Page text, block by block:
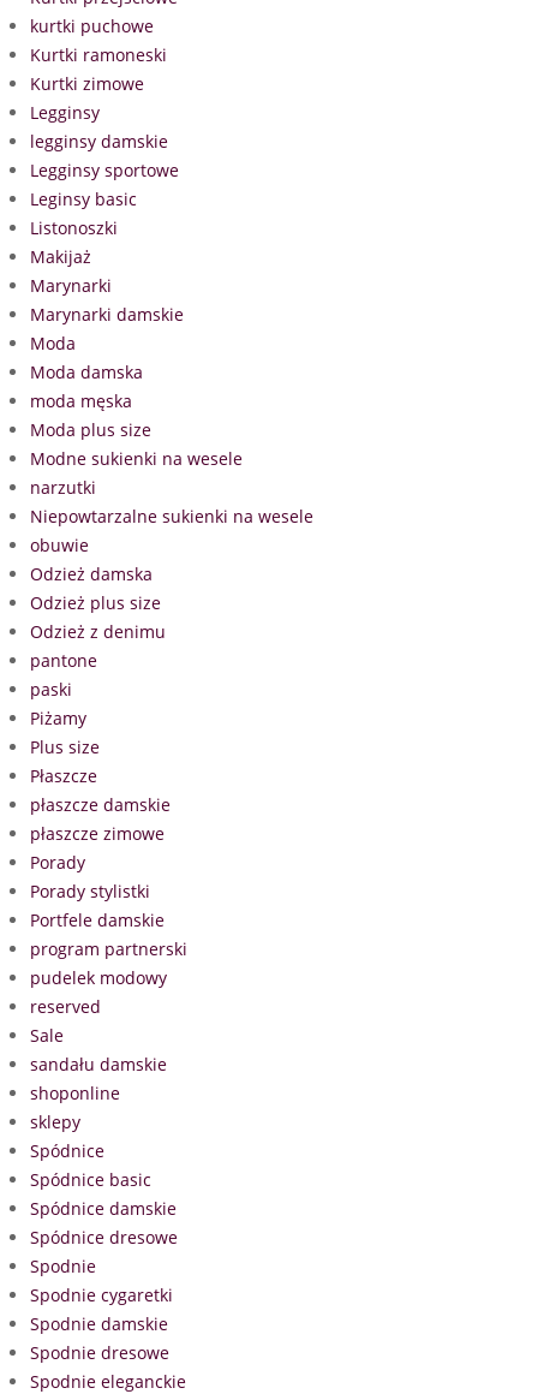
kurtki puchowe
Kurtki ramoneski
Kurtki zimowe
Legginsy
legginsy damskie
Legginsy sportowe
Leginsy basic
Listonoszki
Makijaż
Marynarki
Marynarki damskie
Moda
Moda damska
moda męska
Moda plus size
Modne sukienki na wesele
narzutki
Niepowtarzalne sukienki na wesele
obuwie
Odzież damska
Odzież plus size
Odzież z denimu
pantone
paski
Piżamy
Plus size
Płaszcze
płaszcze damskie
płaszcze zimowe
Porady
Porady stylistki
Portfele damskie
program partnerski
pudelek modowy
reserved
Sale
sandału damskie
shoponline
sklepy
Spódnice
Spódnice basic
Spódnice damskie
Spódnice dresowe
Spodnie
Spodnie cygaretki
Spodnie damskie
Spodnie dresowe
Spodnie eleganckie